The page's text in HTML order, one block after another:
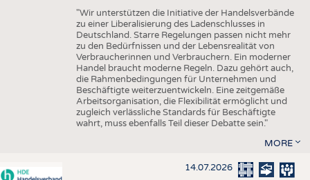
"Wir unterstützen die Initiative der Handelsverbände
zu einer Liberalisierung des Ladenschlusses in
Deutschland. Starre Regelungen passen nicht mehr
zu den Bedürfnissen und der Lebensrealität von
Verbraucherinnen und Verbrauchern. Ein moderner
Handel braucht moderne Regeln. Dazu gehört auch,
die Rahmenbedingungen für Unternehmen und
Beschäftigte weiterzuentwickeln. Eine zeitgemäße
Arbeitsorganisation, die Flexibilität ermöglicht und
zugleich verlässliche Standards für Beschäftigte
wahrt, muss ebenfalls Teil dieser Debatte sein."
MORE
14.07.2026